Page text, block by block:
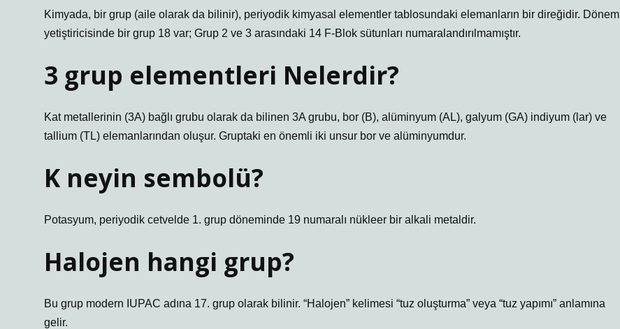
Kimyada, bir grup (aile olarak da bilinir), periyodik kimyasal elementler tablosundaki elemanların bir direğidir. Dönem
yetiştiricisinde bir grup 18 var; Grup 2 ve 3 arasındaki 14 F-Blok sütunları numaralandırılmamıştır.
3 grup elementleri Nelerdir?
Kat metallerinin (3A) bağlı grubu olarak da bilinen 3A grubu, bor (B), alüminyum (AL), galyum (GA) indiyum (lar) ve
tallium (TL) elemanlarından oluşur. Gruptaki en önemli iki unsur bor ve alüminyumdur.
K neyin sembolü?
Potasyum, periyodik cetvelde 1. grup döneminde 19 numaralı nükleer bir alkali metaldir.
Halojen hangi grup?
Bu grup modern IUPAC adına 17. grup olarak bilinir. “Halojen” kelimesi “tuz oluşturma” veya “tuz yapımı” anlamına
gelir.